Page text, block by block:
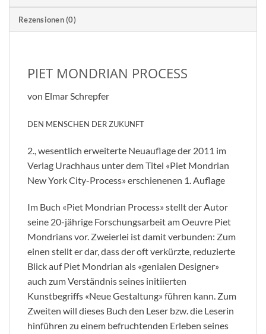
Rezensionen (0)
PIET MONDRIAN PROCESS
von Elmar Schrepfer
DEN MENSCHEN DER ZUKUNFT
2., wesentlich erweiterte Neuauflage der 2011 im
Verlag Urachhaus unter dem Titel «Piet Mondrian
New York City-Process» erschienenen 1. Auflage
Im Buch «Piet Mondrian Process» stellt der Autor
seine 20-jährige Forschungsarbeit am Oeuvre Piet
Mondrians vor. Zweierlei ist damit verbunden: Zum
einen stellt er dar, dass der oft verkürzte, reduzierte
Blick auf Piet Mondrian als «genialen Designer»
auch zum Verständnis seines initiierten
Kunstbegriffs «Neue Gestaltung» führen kann. Zum
Zweiten will dieses Buch den Leser bzw. die Leserin
hinführen zu einem befruchtenden Erleben seines